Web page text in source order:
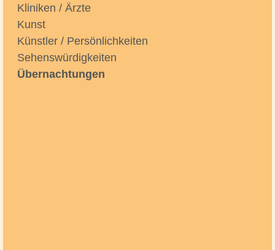
Kliniken / Ärzte
Kunst
Künstler / Persönlichkeiten
Sehenswürdigkeiten
Übernachtungen